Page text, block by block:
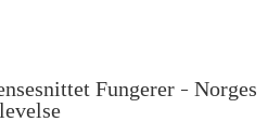
Fungerer – Norges